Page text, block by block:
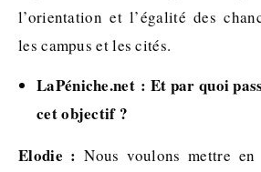
l’orientation et l’égalité des
les campus et les cités.
LaPéniche.net : Et par quoi
cet objectif ?
Elodie : Nous voulons mettre